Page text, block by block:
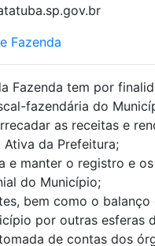
Fazenda
Fazenda tem por
fazendária do
as receitas e
Ativa da Prefeitura;
e manter o registro e
do Município;
bem como o
por outras esferas
de contas dos